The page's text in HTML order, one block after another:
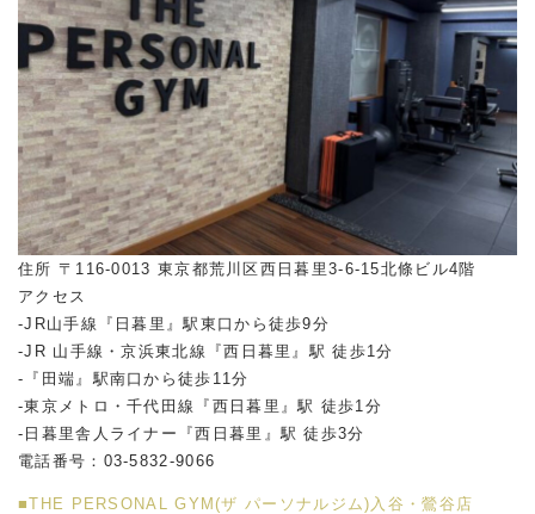
住所 〒116-0013 東京都荒川区西日暮里3-6-15北條ビル4階
アクセス
-JR山手線『日暮里』駅東口から徒歩9分
-JR 山手線・京浜東北線『西日暮里』駅 徒歩1分
-『田端』駅南口から徒歩11分
-東京メトロ・千代田線『西日暮里』駅 徒歩1分
-日暮里舎人ライナー『西日暮里』駅 徒歩3分
電話番号：03-5832-9066
■THE PERSONAL GYM(ザ パーソナルジム)入谷・鶯谷店